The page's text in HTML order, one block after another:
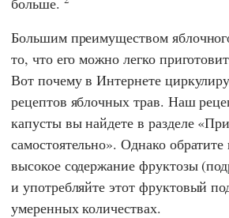
Большим преимуществом
то, что его можно легко
Вот почему в Интернете
рецептов яблочных трав. Наш
капусты вы найдете в разделе
самостоятельно». Однако
высокое содержание фруктозы
и употребляйте этот фруктовый
умеренных количествах.